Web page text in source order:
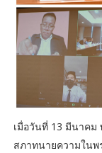
เมื่อวันที่ 13 มีนาคม
สภาทนายความใน